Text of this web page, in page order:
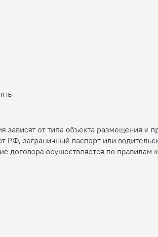
зависят от типа объекта размещения
РФ, заграничный паспорт или
договора осуществляется по